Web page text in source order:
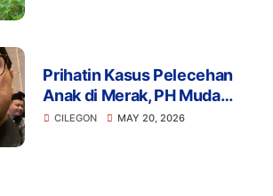
Prihatin Kasus Pelecehan
Anak di Merak, PH Muda
Hizkia Raymond Minta
CILEGON MAY 20, 2026